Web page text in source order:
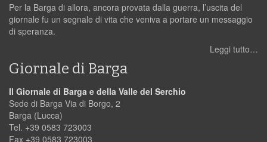
Per la Barga di allora, ancora provata dalla guerra, l’uscita del
giornale fu un segnale di vita che veniva a portare un messaggio
di speranza.
Leggi tutto…
Giornale di Barga
Il Giornale di Barga e della Valle del Serchio
Sede di Barga Via di Borgo, 2
Barga (Lucca)
Tel. +39 0583 723003
Fax +39 0583 723003